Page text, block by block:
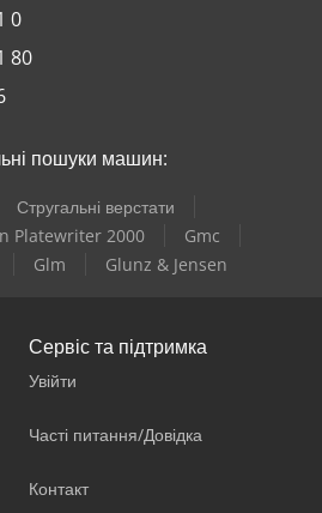
0
80
пошуки машин:
Стругальні верстати
Platewriter 2000
Gmc
Glm Glunz & Jensen
Сервіс та підтримка
Увійти
Часті питання/Довідка
Контакт